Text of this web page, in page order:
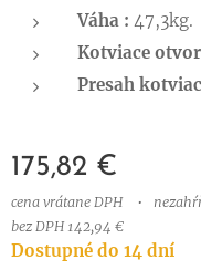
Váha : 47,3kg.
Kotviace
Presah
175,82 €
cena vrátane DPH
bez DPH 142,94 €
Dostupné do 14 dní